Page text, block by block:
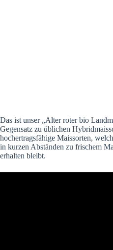
Das ist unser „Alter roter bio
Gegensatz zu üblichen
hochertragsfähige Maissorten,
in kurzen Abständen zu frischem
erhalten bleibt.